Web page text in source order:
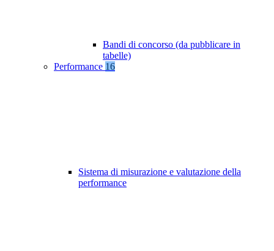
Bandi di concorso (da pubblicare in
tabelle)
Performance 16
Sistema di misurazione e valutazione della
performance